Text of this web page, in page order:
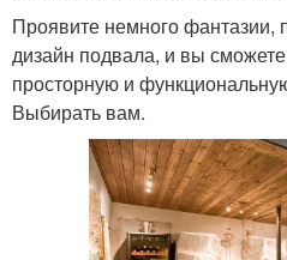
Проявите немного фантазии,
дизайн подвала, и вы
просторную и
Выбирать вам.